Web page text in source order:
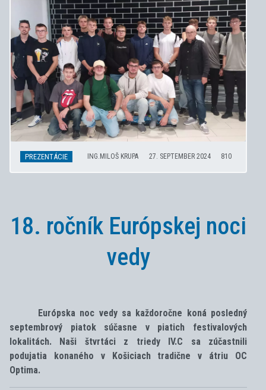
PREZENTÁCIE ING.MILOŠ KRUPA 27. SEPTEMBER 2024 810
18. ročník Európskej noci
vedy
Európska noc vedy sa každoročne koná posledný
septembrový piatok ​súčasne v piatich festivalových
lokalitách. Naši štvrtáci z triedy IV.C sa zúčastnili
podujatia konaného v Košiciach tradične v átriu OC
Optima.